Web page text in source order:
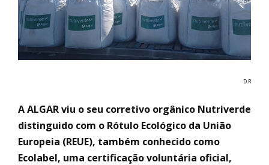
D.R
A ALGAR viu o seu corretivo orgânico Nutriverde
distinguido com o Rótulo Ecológico da União
Europeia (REUE), também conhecido como
Ecolabel, uma certificação voluntária oficial,